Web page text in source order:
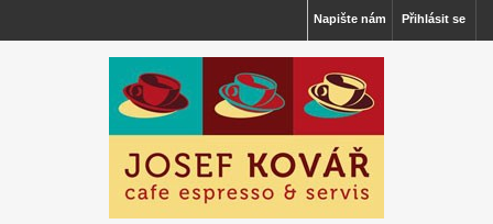
Přihlásit se
Napište nám